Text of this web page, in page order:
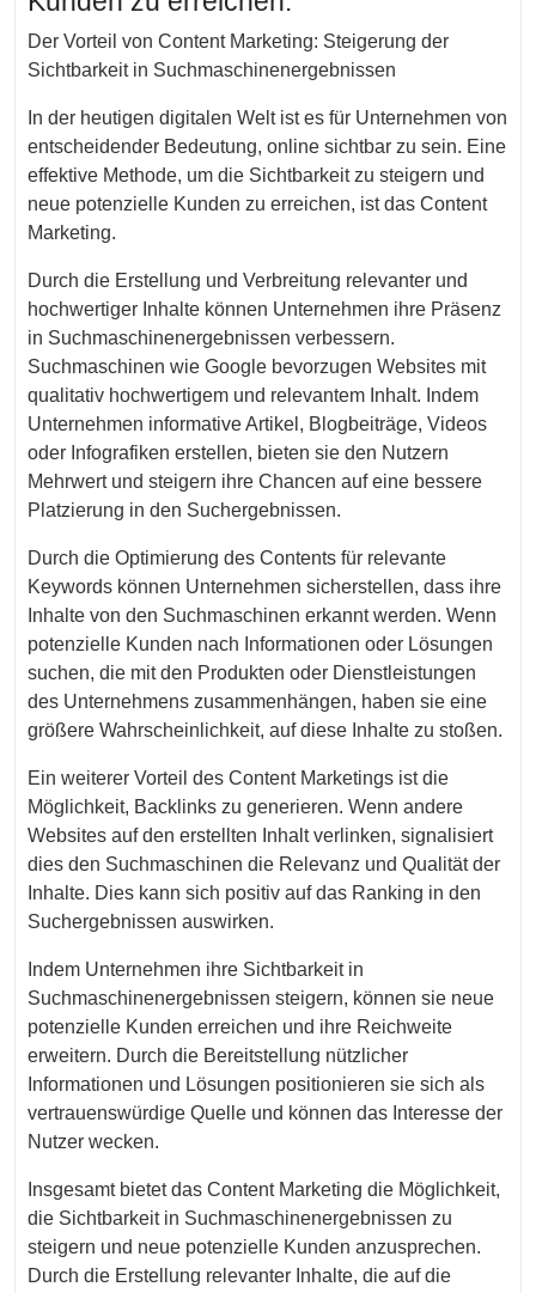
Der Vorteil von Content Marketing: Steigerung der
Sichtbarkeit in Suchmaschinenergebnissen
In der heutigen digitalen Welt ist es für Unternehmen von
entscheidender Bedeutung, online sichtbar zu sein. Eine
effektive Methode, um die Sichtbarkeit zu steigern und
neue potenzielle Kunden zu erreichen, ist das Content
Marketing.
Durch die Erstellung und Verbreitung relevanter und
hochwertiger Inhalte können Unternehmen ihre Präsenz
in Suchmaschinenergebnissen verbessern.
Suchmaschinen wie Google bevorzugen Websites mit
qualitativ hochwertigem und relevantem Inhalt. Indem
Unternehmen informative Artikel, Blogbeiträge, Videos
oder Infografiken erstellen, bieten sie den Nutzern
Mehrwert und steigern ihre Chancen auf eine bessere
Platzierung in den Suchergebnissen.
Durch die Optimierung des Contents für relevante
Keywords können Unternehmen sicherstellen, dass ihre
Inhalte von den Suchmaschinen erkannt werden. Wenn
potenzielle Kunden nach Informationen oder Lösungen
suchen, die mit den Produkten oder Dienstleistungen
des Unternehmens zusammenhängen, haben sie eine
größere Wahrscheinlichkeit, auf diese Inhalte zu stoßen.
Ein weiterer Vorteil des Content Marketings ist die
Möglichkeit, Backlinks zu generieren. Wenn andere
Websites auf den erstellten Inhalt verlinken, signalisiert
dies den Suchmaschinen die Relevanz und Qualität der
Inhalte. Dies kann sich positiv auf das Ranking in den
Suchergebnissen auswirken.
Indem Unternehmen ihre Sichtbarkeit in
Suchmaschinenergebnissen steigern, können sie neue
potenzielle Kunden erreichen und ihre Reichweite
erweitern. Durch die Bereitstellung nützlicher
Informationen und Lösungen positionieren sie sich als
vertrauenswürdige Quelle und können das Interesse der
Nutzer wecken.
Insgesamt bietet das Content Marketing die Möglichkeit,
die Sichtbarkeit in Suchmaschinenergebnissen zu
steigern und neue potenzielle Kunden anzusprechen.
Durch die Erstellung relevanter Inhalte, die auf die